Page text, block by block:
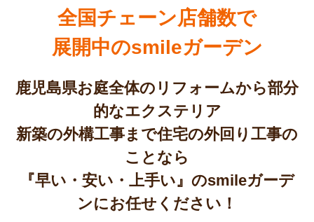
全国チェーン店舗数で
展開中のsmileガーデン
鹿児島県お庭全体のリフォームから部分
的なエクステリア
新築の外構工事まで住宅の外回り工事の
ことなら
『早い・安い・上手い』のsmileガーデ
ンにお任せください！